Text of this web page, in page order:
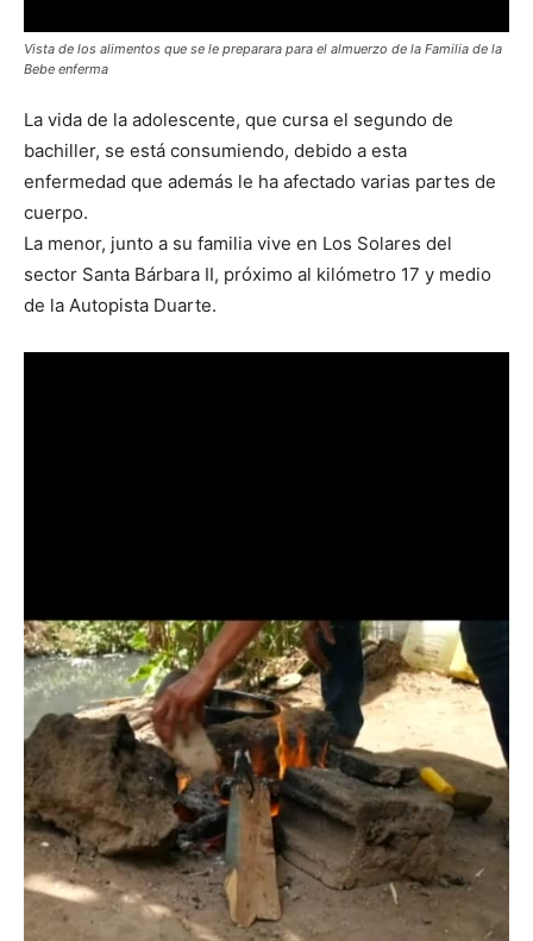
Vista de los alimentos que se le preparara para el almuerzo de la Familia de la
Bebe enferma
La vida de la adolescente, que cursa el segundo de
bachiller, se está consumiendo, debido a esta
enfermedad que además le ha afectado varias partes de
cuerpo.
La menor, junto a su familia vive en Los Solares del
sector Santa Bárbara II, próximo al kilómetro 17 y medio
de la Autopista Duarte.